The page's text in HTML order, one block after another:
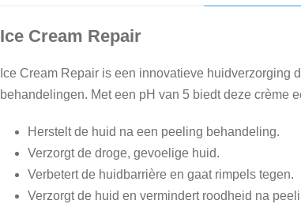
Ice Cream Repair
Ice Cream Repair is een innovatieve
behandelingen. Met een pH van 5 biedt deze crème
Herstelt de huid na een peeling behandeling.
Verzorgt de droge, gevoelige huid.
Verbetert de huidbarrière en gaat rimpels tegen.
Verzorgt de huid en vermindert roodheid na